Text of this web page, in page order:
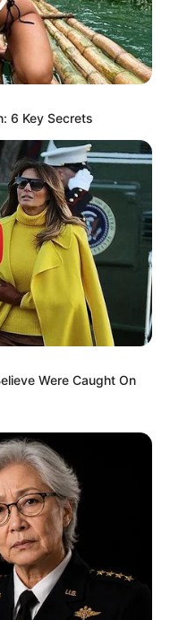
sebagai Diri Sendiri
Cameo
6 Key Secrets
Were Caught On